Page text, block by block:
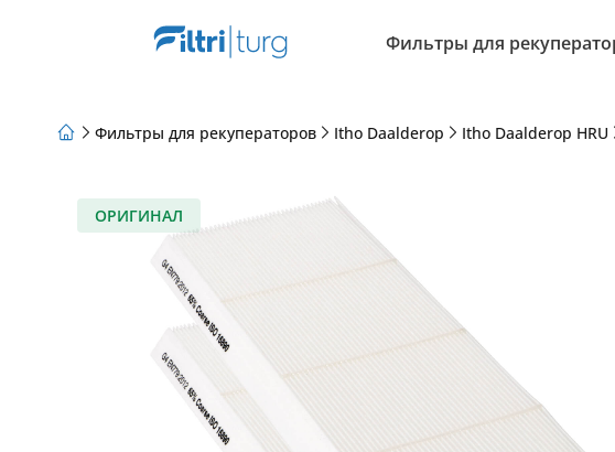
Фильтры для
Фильтры для рекуператоров Itho Daalderop Itho Daalderop HRU
ОРИГИНАЛ